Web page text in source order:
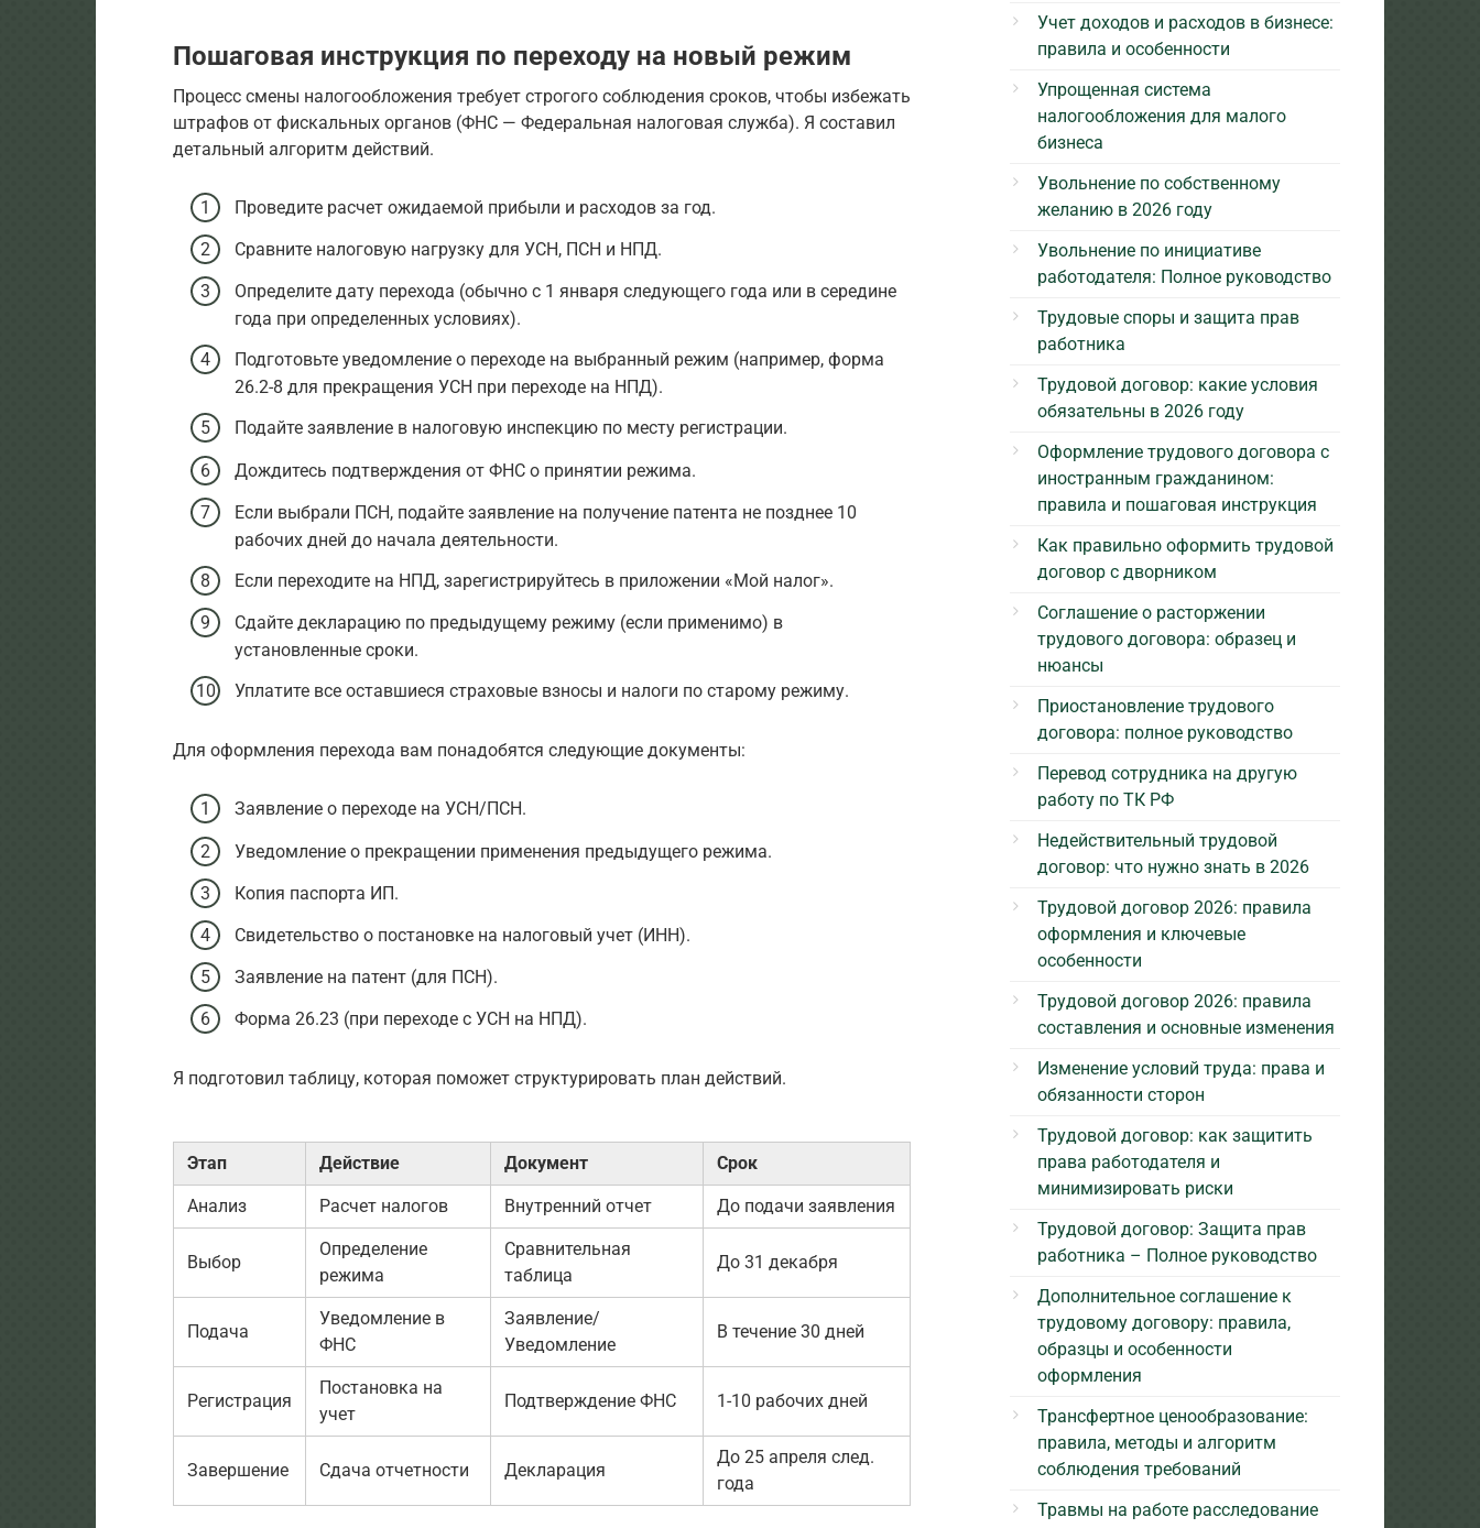
Пошаговая инструкция по переходу на новый режим
Процесс смены налогообложения требует строгого соблюдения сроков, чтобы избежать
штрафов от фискальных органов (ФНС — Федеральная налоговая служба). Я составил
детальный алгоритм действий.
Проведите расчет ожидаемой прибыли и расходов за год.
Сравните налоговую нагрузку для УСН, ПСН и НПД.
Определите дату перехода (обычно с 1 января следующего года или в середине
года при определенных условиях).
Подготовьте уведомление о переходе на выбранный режим (например, форма
26.2-8 для прекращения УСН при переходе на НПД).
Подайте заявление в налоговую инспекцию по месту регистрации.
Дождитесь подтверждения от ФНС о принятии режима.
Если выбрали ПСН, подайте заявление на получение патента не позднее 10
рабочих дней до начала деятельности.
Если переходите на НПД, зарегистрируйтесь в приложении «Мой налог».
Сдайте декларацию по предыдущему режиму (если применимо) в
установленные сроки.
Уплатите все оставшиеся страховые взносы и налоги по старому режиму.
Для оформления перехода вам понадобятся следующие документы:
Заявление о переходе на УСН/ПСН.
Уведомление о прекращении применения предыдущего режима.
Копия паспорта ИП.
Свидетельство о постановке на налоговый учет (ИНН).
Заявление на патент (для ПСН).
Форма 26.23 (при переходе с УСН на НПД).
Я подготовил таблицу, которая поможет структурировать план действий.
Этап Действие Документ Срок
Анализ Расчет налогов Внутренний отчет До подачи заявления
Выбор
Определение
режима
Сравнительная
таблица
До 31 декабря
Подача
Уведомление в
ФНС
Заявление/
Уведомление
В течение 30 дней
Регистрация
Постановка на
учет
Подтверждение ФНС 1-10 рабочих дней
Завершение Сдача отчетности Декларация
До 25 апреля след.
года
Учет доходов и расходов в бизнесе:
правила и особенности
Упрощенная система
налогообложения для малого
бизнеса
Увольнение по собственному
желанию в 2026 году
Увольнение по инициативе
работодателя: Полное руководство
Трудовые споры и защита прав
работника
Трудовой договор: какие условия
обязательны в 2026 году
Оформление трудового договора с
иностранным гражданином:
правила и пошаговая инструкция
Как правильно оформить трудовой
договор с дворником
Соглашение о расторжении
трудового договора: образец и
нюансы
Приостановление трудового
договора: полное руководство
Перевод сотрудника на другую
работу по ТК РФ
Недействительный трудовой
договор: что нужно знать в 2026
Трудовой договор 2026: правила
оформления и ключевые
особенности
Трудовой договор 2026: правила
составления и основные изменения
Изменение условий труда: права и
обязанности сторон
Трудовой договор: как защитить
права работодателя и
минимизировать риски
Трудовой договор: Защита прав
работника – Полное руководство
Дополнительное соглашение к
трудовому договору: правила,
образцы и особенности
оформления
Трансфертное ценообразование:
правила, методы и алгоритм
соблюдения требований
Травмы на работе расследование